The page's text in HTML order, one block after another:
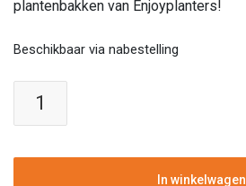
plantenbakken van Enjoyplanters!
Beschikbaar via nabestelling
plantenbak
cm
In winkelwagen